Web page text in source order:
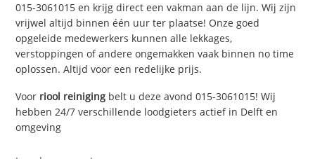
015-3061015 en krijg direct een vakman aan de lijn. Wij zijn
vrijwel altijd binnen één uur ter plaatse! Onze goed
opgeleide medewerkers kunnen alle lekkages,
verstoppingen of andere ongemakken vaak binnen no time
oplossen. Altijd voor een redelijke prijs.
Voor riool reiniging belt u deze avond 015-3061015! Wij
hebben 24/7 verschillende loodgieters actief in Delft en
omgeving